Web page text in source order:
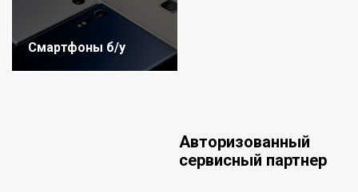
Смартфоны б/у
Авторизованный
сервисный партнер